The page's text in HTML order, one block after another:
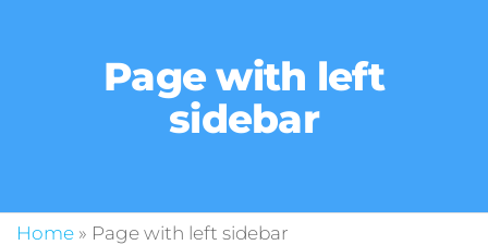
Page with left
sidebar
Home » Page with left sidebar